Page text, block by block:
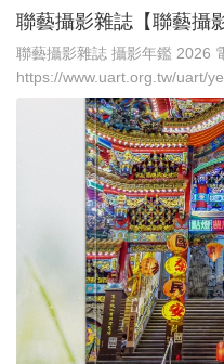
聯藝攝影雜誌【聯藝攝
聯藝攝影雜誌 攝影年鑑 2026
https://www.uart.org.tw/uart/